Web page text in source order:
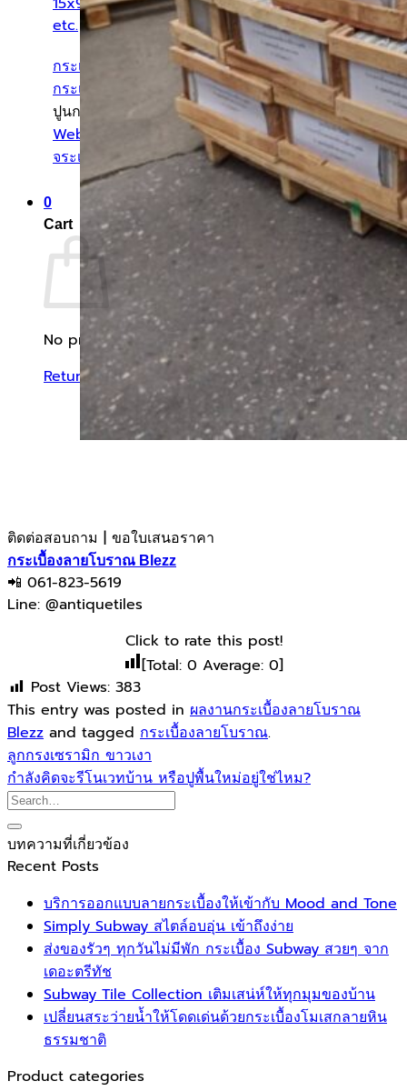
etc.
กระเบื้องแยกตามสี
กระเบื้องแยกตามลวดลาย
ปูนกาว ยาแนว
Weber เวเบอร์
จระเข้
0
Cart
No products in the cart.
Return to shop
ติดต่อสอบถาม | ขอใบเสนอราคา
กระเบื้องลายโบราณ Blezz
📲 061-823-5619
Line: @antiquetiles
Click to rate this post!
[Total: 0 Average: 0]
Post Views: 383
This entry was posted inผลงานกระเบื้องลายโบราณ
Blezzand taggedกระเบื้องลายโบราณ
ลูกกรงเซรามิก ขาวเงา
กำลังคิดจะรีโนเวทบ้าน หรือปูพื้นใหม่อยู่ใช่ไหม?
บทความที่เกี่ยวข้อง
บริการออกแบบลายกระเบื้องให้เข้ากับ Mood and Tone
Simply Subway สไตล์อบอุ่น เข้าถึงง่าย
ส่งของรัวๆ ทุกวันไม่มีพัก กระเบื้อง Subway สวยๆ จาก
เดอะตรีทัช
Subway Tile Collection เติมเสน่ห์ให้ทุกมุมของบ้าน
เปลี่ยนสระว่ายน้ำให้โดดเด่นด้วยกระเบื้องโมเสกลายหิน